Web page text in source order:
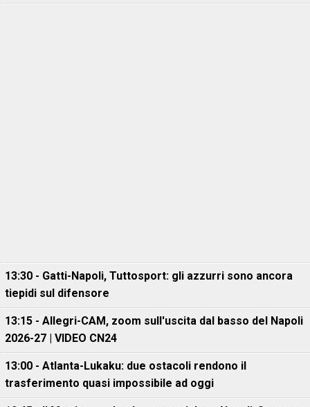
13:30 - Gatti-Napoli, Tuttosport: gli azzurri sono ancora
tiepidi sul difensore
13:15 - Allegri-CAM, zoom sull'uscita dal basso del Napoli
2026-27 | VIDEO CN24
13:00 - Atlanta-Lukaku: due ostacoli rendono il
trasferimento quasi impossibile ad oggi